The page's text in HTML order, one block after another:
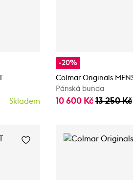
Skladem
-20%
Colmar Originals
Pánská bunda
10 600 Kč 13 250 Kč